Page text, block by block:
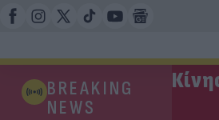
BREAKING
NEWS